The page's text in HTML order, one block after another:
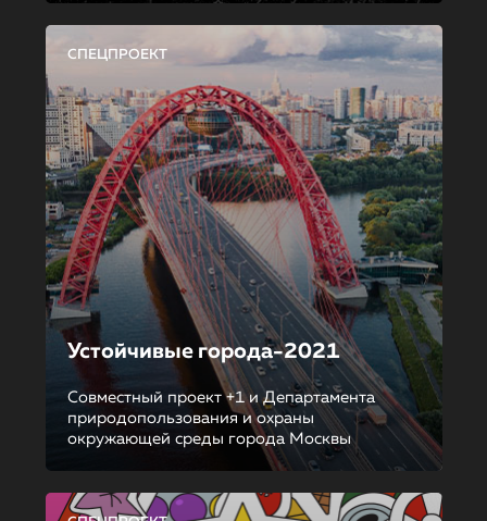
СПЕЦПРОЕКТ
Устойчивые города-2021
Совместный проект +1 и Департамента
природопользования и охраны
окружающей среды города Москвы